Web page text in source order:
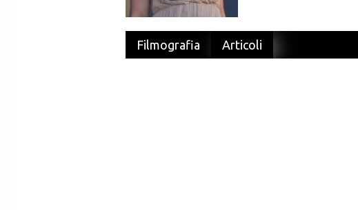
Filmografia Articoli